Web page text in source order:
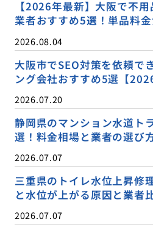
【2026年最新】大阪で不
業者おすすめ5選！単品料
2026.08.04
大阪市でSEO対策を依頼で
ング会社おすすめ5選【
2026.07.20
静岡県のマンション水道ト
選！料金相場と業者の選び
2026.07.07
三重県のトイレ水位上昇修
と水位が上がる原因と業者
2026.07.07